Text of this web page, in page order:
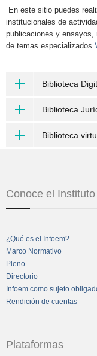
En este sitio puedes
institucionales de
publicaciones y
de temas especializados
Biblioteca
Biblioteca
Biblioteca
Conoce el Instituto
¿Qué es el Infoem?
Marco Normativo
Pleno
Directorio
Infoem como sujeto
Rendición de cuentas
Plataformas